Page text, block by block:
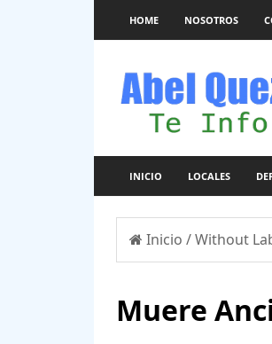
HOME NOSOTROS
INICIO LOCALES
Inicio /Without
Muere